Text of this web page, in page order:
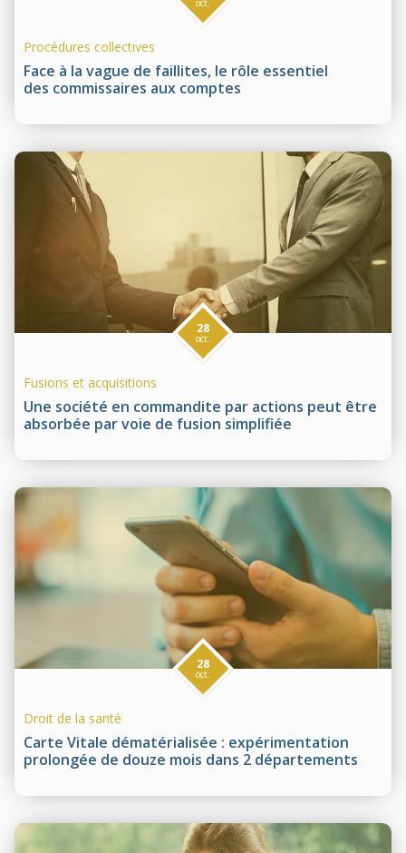
Face à la vague de faillites, le rôle essentiel
des commissaires aux comptes
Procédures collectives
Une société en commandite par actions peut être
absorbée par voie de fusion simplifiée
28
oct.
Fusions et acquisitions
Carte Vitale dématérialisée : expérimentation
prolongée de douze mois dans 2 départements
28
oct.
Droit de la santé